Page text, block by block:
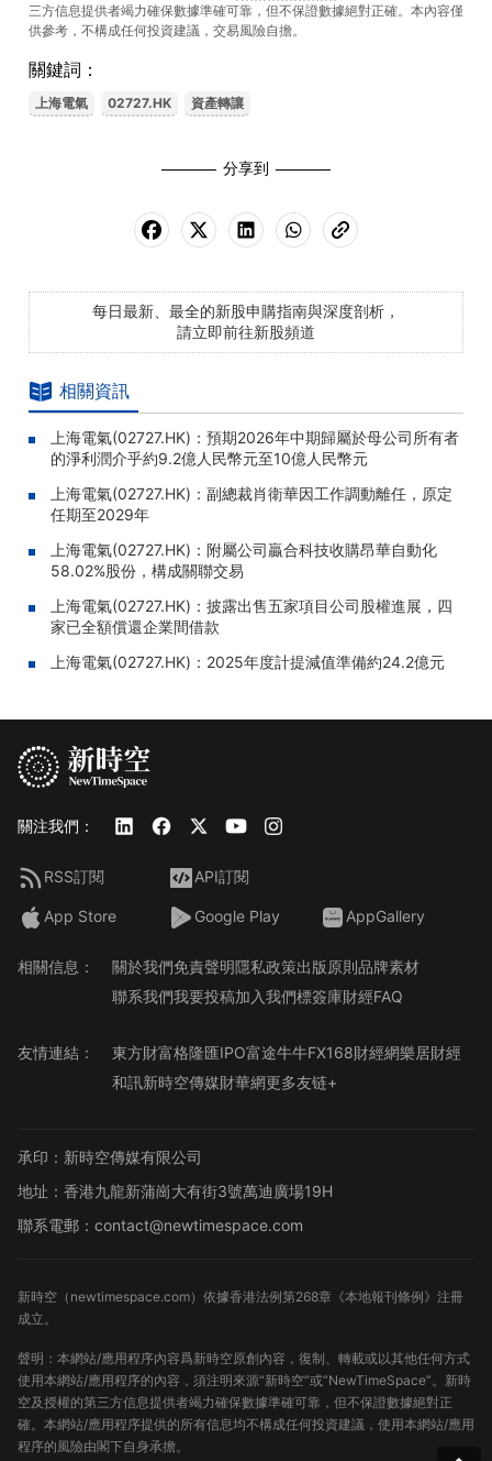
三方信息提供者竭力確保數據準確可靠，但不保證數據絕對正確。本內容僅
供參考，不構成任何投資建議，交易風險自擔。
關鍵詞：
上海電氣 02727.HK 資產轉讓
分享到
每日最新、最全的新股申購指南與深度剖析，
請立即前往新股頻道
相關資訊
上海電氣(02727.HK)：預期2026年中期歸屬於母公司所有者
的淨利潤介乎約9.2億人民幣元至10億人民幣元
上海電氣(02727.HK)：副總裁肖衛華因工作調動離任，原定
任期至2029年
上海電氣(02727.HK)：附屬公司贏合科技收購昂華自動化
58.02%股份，構成關聯交易
上海電氣(02727.HK)：披露出售五家項目公司股權進展，四
家已全額償還企業間借款
上海電氣(02727.HK)：2025年度計提減值準備約24.2億元
關注我們：
RSS訂閱 API訂閱
App Store Google Play AppGallery
相關信息： 關於我們免責聲明隱私政策出版原則品牌素材
聯系我們我要投稿加入我們標簽庫財經FAQ
友情連結： 東方財富格隆匯IPO富途牛牛FX168財經網樂居財經
和訊新時空傳媒財華網更多友链+
承印：新時空傳媒有限公司
地址：香港九龍新蒲崗大有街3號萬迪廣場19H
聯系電郵：contact@newtimespace.com
新時空（ newtimespace.com）依據香港法例第268章《本地報刊條例》注冊
成立。
聲明：本網站/應用程序內容爲新時空原創內容，復制、轉載或以其他任何方式
使用本網站/應用程序的內容，須注明來源“新時空”或“NewTimeSpace”。新時
空及授權的第三方信息提供者竭力確保數據準確可靠，但不保證數據絕對正
確。本網站/應用程序提供的所有信息均不構成任何投資建議，使用本網站/應用
程序的風險由閣下自身承擔。